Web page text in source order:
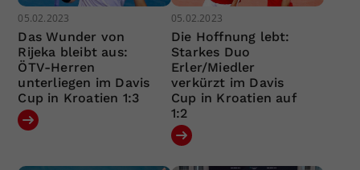
05.02.2023
Das Wunder von
Rijeka bleibt aus:
ÖTV-Herren
unterliegen im Davis
Cup in Kroatien 1:3
05.02.2023
Die Hoffnung lebt:
Starkes Duo
Erler/Miedler
verkürzt im Davis
Cup in Kroatien auf
1:2